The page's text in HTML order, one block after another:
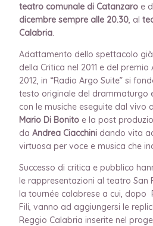
teatro comunale di Catanzaro e
dicembre sempre alle 20.30, al
Calabria.
Adattamento dello spettacolo
della Critica nel 2011 e del premio
2012, in “Radio Argo Suite” si
testo originale del drammaturgo
con le musiche eseguite dal vivo
Mario Di Bonito e la post
da Andrea Ciacchini dando vita
virtuosa per voce e musica che
Successo di critica e pubblico
le rappresentazioni al teatro San
la tournée calabrese a cui, dopo
Fili, vanno ad aggiungersi le
Reggio Calabria inserite nel